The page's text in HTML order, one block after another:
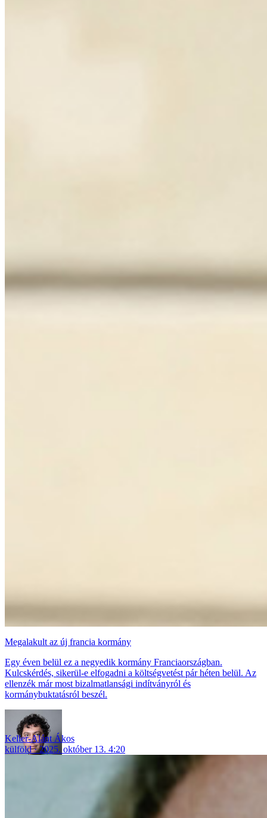
Megalakult az új francia kormány
Egy éven belül ez a negyedik kormány Franciaországban.
Kulcskérdés, sikerül-e elfogadni a költségvetést pár héten belül. Az
ellenzék már most bizalmatlansági indítványról és
kormánybuktatásról beszél.
Keller-Alánt Ákos
külföld
2025. október 13. 4:20